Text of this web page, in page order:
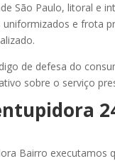
São Paulo, litoral e
e frota
de defesa do
sobre o serviço
Bairro executamos